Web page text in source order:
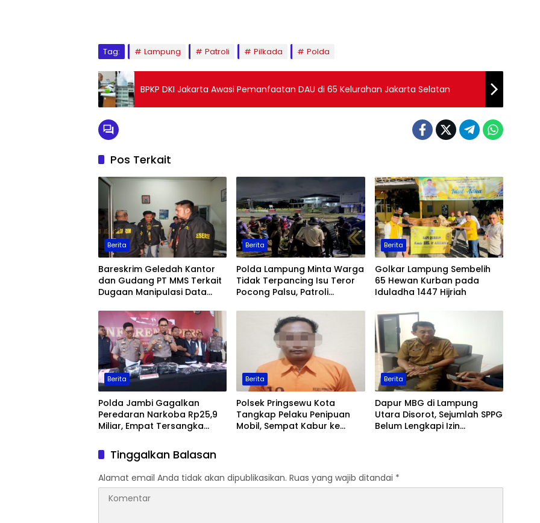
Tag: Lampung Patroli Pilkada Polda
BPKP DKI Jakarta Awasi Pemanfaatan DAU di 65 Kelurahan Jakarta Selatan
Pos Terkait
Berita
Bareskrim Geledah Kantor
dan Gudang PT MMS Terkait
Dugaan Manipulasi Data
Berita
Polda Lampung Minta Warga
Tidak Terpancing Isu Teror
Pocong Palsu, Patroli
Berita
Golkar Lampung Sembelih
65 Hewan Kurban pada
Iduladha 1447 Hijriah
Berita
Polda Jambi Gagalkan
Peredaran Narkoba Rp25,9
Miliar, Empat Tersangka
Berita
Polsek Pringsewu Kota
Tangkap Pelaku Penipuan
Mobil, Sempat Kabur ke
Berita
Dapur MBG di Lampung
Utara Disorot, Sejumlah SPPG
Belum Lengkapi Izin
Tinggalkan Balasan
Alamat email Anda tidak akan dipublikasikan. Ruas yang wajib ditandai *